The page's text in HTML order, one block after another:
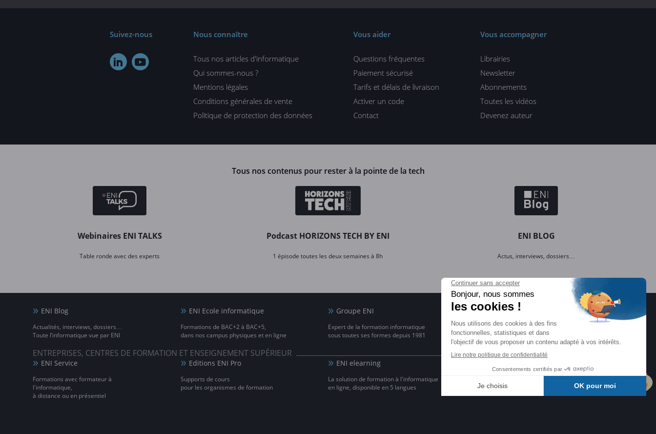
Suivez-nous
 
Nous connaître
Tous nos articles d'informatique
Qui sommes-nous ?
Mentions légales
Conditions générales de vente
Politique de protection des données
Vous aider
Questions fréquentes
Paiement sécurisé
Tarifs et délais de livraison
Activer un code
Contact
Vous accompagner
Librairies
Newsletter
Abonnements
Toutes les vidéos
Devenez auteur
Tous nos contenus pour rester à la pointe de la tech
Webinaires ENI TALKS
Table ronde avec des experts
Podcast HORIZONS TECH BY ENI
1 épisode toutes les deux semaines à 8h
ENI BLOG
Actus, interviews, dossiers…
ENI Blog
Actualités, interviews, dossiers…
Toute l’informatique vue par ENI
ENI Ecole informatique
Formations de BAC+2 à BAC+5,
dans nos campus physiques et en ligne
Groupe ENI
Expert de la formation informatique
sous toutes ses formes depuis 1981
ENTREPRISES, CENTRES DE FORMATION ET ENSEIGNEMENT SUPÉRIEUR
ENI Service
Formations avec formateur à
l'informatique,
à distance ou en présentiel
Editions ENI Pro
Supports de cours
pour les organismes de formation
ENI elearning
La solution de formation à l'informatique
en ligne, disponible en 5 langues
éligibles CPF et reconnues par l'État